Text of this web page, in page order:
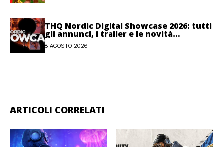
THQ Nordic Digital Showcase 2026: tutti
gli annunci, i trailer e le novità
dell’evento
8 AGOSTO 2026
ARTICOLI CORRELATI